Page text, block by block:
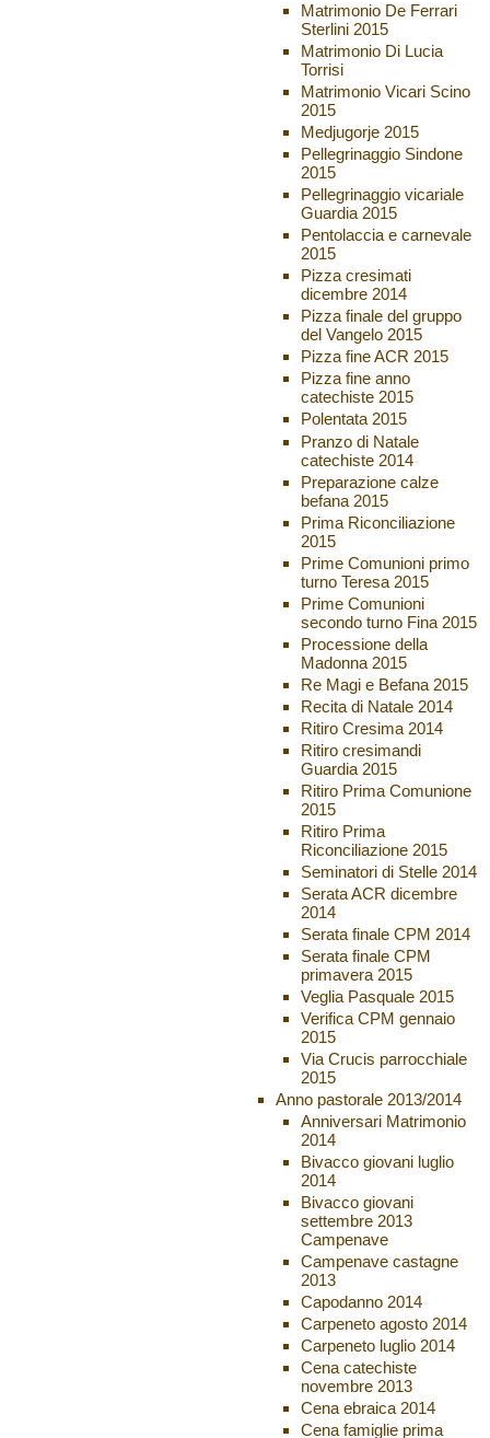
Matrimonio De Ferrari
Sterlini 2015
Matrimonio Di Lucia
Torrisi
Matrimonio Vicari Scino
2015
Medjugorje 2015
Pellegrinaggio Sindone
2015
Pellegrinaggio vicariale
Guardia 2015
Pentolaccia e carnevale
2015
Pizza cresimati
dicembre 2014
Pizza finale del gruppo
del Vangelo 2015
Pizza fine ACR 2015
Pizza fine anno
catechiste 2015
Polentata 2015
Pranzo di Natale
catechiste 2014
Preparazione calze
befana 2015
Prima Riconciliazione
2015
Prime Comunioni primo
turno Teresa 2015
Prime Comunioni
secondo turno Fina 2015
Processione della
Madonna 2015
Re Magi e Befana 2015
Recita di Natale 2014
Ritiro Cresima 2014
Ritiro cresimandi
Guardia 2015
Ritiro Prima Comunione
2015
Ritiro Prima
Riconciliazione 2015
Seminatori di Stelle 2014
Serata ACR dicembre
2014
Serata finale CPM 2014
Serata finale CPM
primavera 2015
Veglia Pasquale 2015
Verifica CPM gennaio
2015
Via Crucis parrocchiale
2015
Anno pastorale 2013/2014
Anniversari Matrimonio
2014
Bivacco giovani luglio
2014
Bivacco giovani
settembre 2013
Campenave
Campenave castagne
2013
Capodanno 2014
Carpeneto agosto 2014
Carpeneto luglio 2014
Cena catechiste
novembre 2013
Cena ebraica 2014
Cena famiglie prima